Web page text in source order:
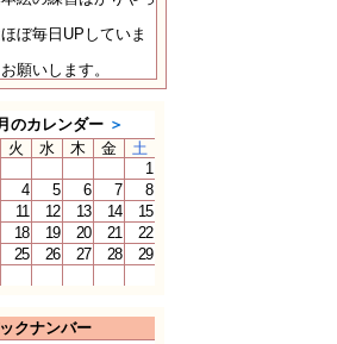
ぼ毎日UPしていま
願いします。
のカレンダー ＞
火 水 木 金
土
1
4 5 6 7
8
11 12 13 14
15
18 19 20 21
22
25 26 27 28
29
クナンバー